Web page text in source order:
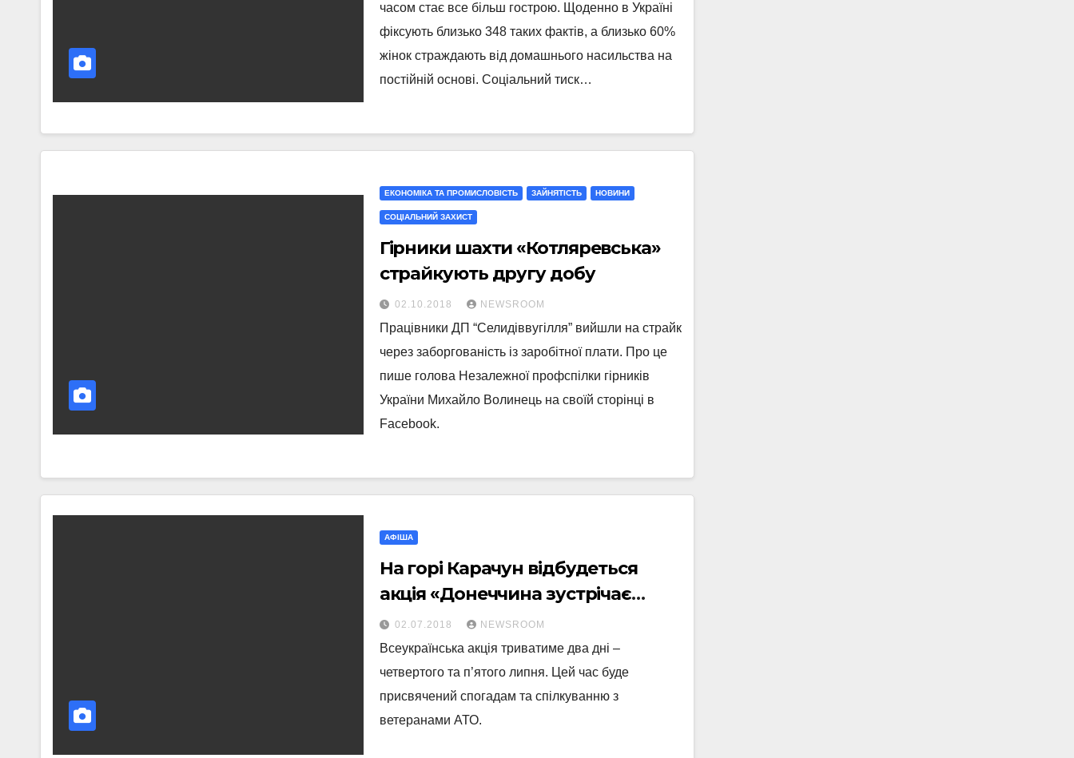
часом стає все більш гострою. Щоденно в Україні
фіксують близько 348 таких фактів, а близько 60%
жінок страждають від домашнього насильства на
постійній основі. Соціальний тиск…
ЕКОНОМІКА ТА ПРОМИСЛОВІСТЬ ЗАЙНЯТІСТЬ НОВИНИ
СОЦІАЛЬНИЙ ЗАХИСТ
Гірники шахти «Котляревська»
страйкують другу добу
02.10.2018 NEWSROOM
Працівники ДП “Селидіввугілля” вийшли на страйк
через заборгованість із заробітної плати. Про це
пише голова Незалежної профспілки гірників
України Михайло Волинець на своїй сторінці в
Facebook.
АФІША
На горі Карачун відбудеться
акція «Донеччина зустрічає
своїх захисників»
02.07.2018 NEWSROOM
Всеукраїнська акція триватиме два дні –
четвертого та п’ятого липня. Цей час буде
присвячений спогадам та спілкуванню з
ветеранами АТО.